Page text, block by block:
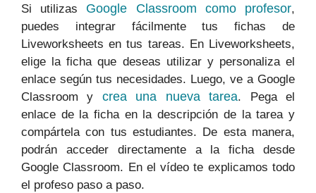
Si utilizas Google Classroom como profesor,
puedes integrar fácilmente tus fichas de
Liveworksheets en tus tareas. En Liveworksheets,
elige la ficha que deseas utilizar y personaliza el
enlace según tus necesidades. Luego, ve a Google
Classroom y crea una nueva tarea. Pega el
enlace de la ficha en la descripción de la tarea y
compártela con tus estudiantes. De esta manera,
podrán acceder directamente a la ficha desde
Google Classroom. En el vídeo te explicamos todo
el profeso paso a paso.